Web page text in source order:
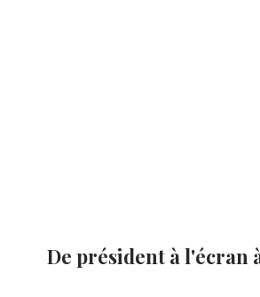
De président à